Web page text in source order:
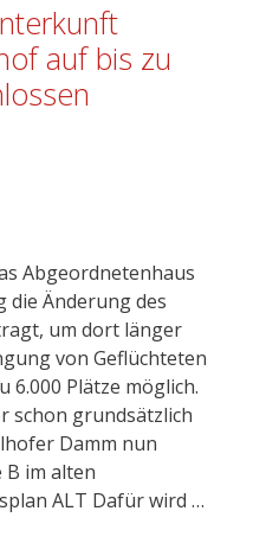
auf bis zu
Abgeordnetenhaus
die Änderung des
um dort länger
von Geflüchteten
6.000 Plätze möglich.
schon grundsätzlich
Damm nun
B im alten
ALT Dafür wird …